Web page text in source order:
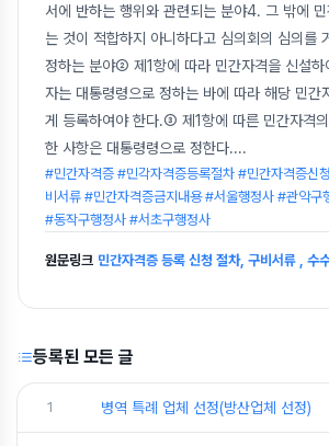
서에 반하는 행위와 관련되는 분야4. 그 밖에
는 것이 적합하지 아니하다고 심의회의 심의를
정하는 분야② 제1항에 따라 민간자격을 신설하
자는 대통령령으로 정하는 바에 따라 해당 민간
게 등록하여야 한다.③ 제1항에 따른 민간자격
한 사항은 대통령령으로 정한다....
#민간자격증 #민각자격증등록절차 #민간자격증신
비서류 #민간자격증금지내용 #서울행정사 #관악구
#동작구행정사 #서초구행정사
원문링크 민간자격증 등록 신청 절차, 구비서류 , 수
등록된 모든 글
1 병역 특례 업체 선정(방산업체 선정)